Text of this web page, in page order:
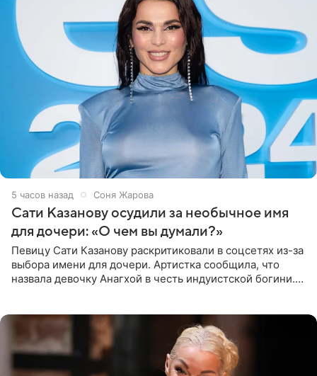
5 часов назад Соня Жарова
Сати Казанову осудили за необычное имя
для дочери: «О чем вы думали?»
Певицу Сати Казанову раскритиковали в соцсетях из-за
выбора имени для дочери. Артистка сообщила, что
назвала девочку Анагхой в честь индуистской богини.